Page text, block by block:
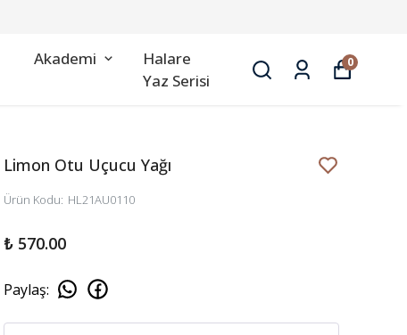
Akademi
Halare
Yaz Serisi
0
Limon Otu Uçucu Yağı
Ürün Kodu: HL21AU0110
₺ 570.00
Paylaş: